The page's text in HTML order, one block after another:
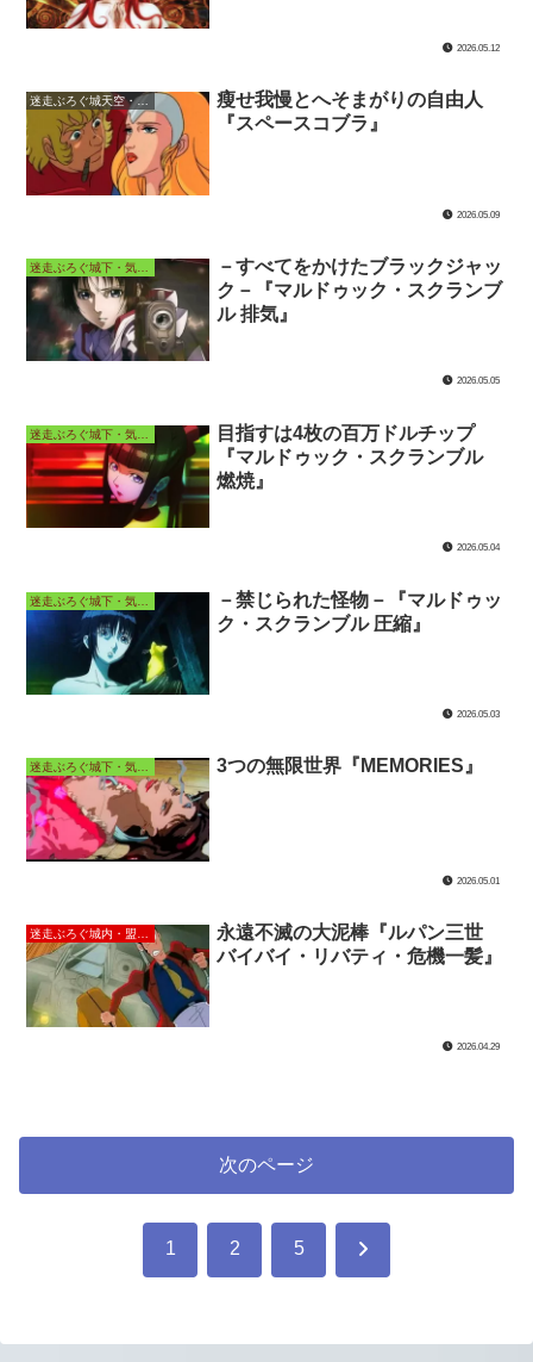
2026.05.12
迷走ぶろぐ城天空・遥か大宇宙
瘦せ我慢とへそまがりの自由人
『スペースコブラ』
2026.05.09
－すべてをかけたブラックジャッ
ク－『マルドゥック・スクランブ
ル 排気』
2026.05.05
目指すは4枚の百万ドルチップ
『マルドゥック・スクランブル
燃焼』
2026.05.04
－禁じられた怪物－『マルドゥッ
ク・スクランブル 圧縮』
2026.05.03
迷走ぶろぐ城下・気ままなアニメ長屋 3つの無限世界『MEMORIES』
2026.05.01
永遠不滅の大泥棒『ルパン三世
バイバイ・リバティ・危機一髪』
2026.04.29
次のページ
1 2 5 次